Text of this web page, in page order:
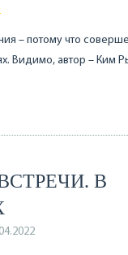
– потому что
Видимо, автор – Ким
В